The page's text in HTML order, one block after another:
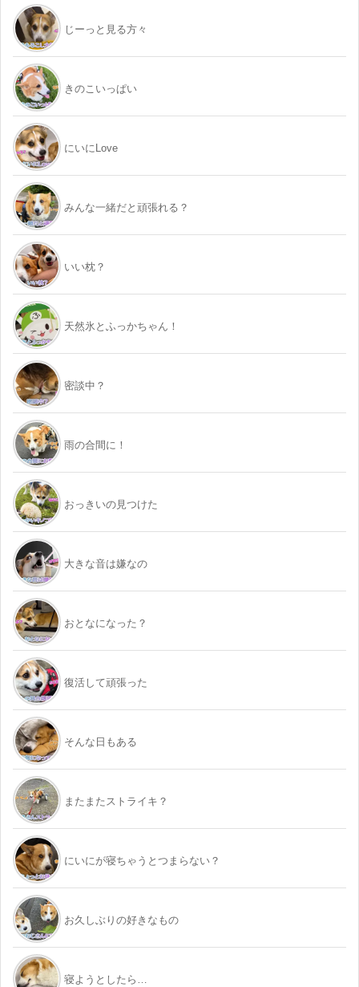
じーっと見る方々
きのこいっぱい
にいにLove
みんな一緒だと頑張れる？
いい枕？
天然氷とふっかちゃん！
密談中？
雨の合間に！
おっきいの見つけた
大きな音は嫌なの
おとなになった？
復活して頑張った
そんな日もある
またまたストライキ？
にいにが寝ちゃうとつまらない？
お久しぶりの好きなもの
寝ようとしたら…